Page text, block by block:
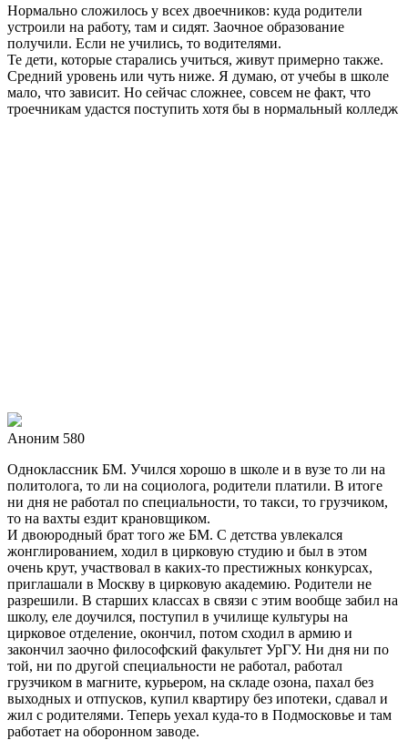
Нормально сложилось у всех двоечников: куда родители
устроили на работу, там и сидят. Заочное образование
получили. Если не учились, то водителями.
Те дети, которые старались учиться, живут примерно также.
Средний уровень или чуть ниже. Я думаю, от учебы в школе
мало, что зависит. Но сейчас сложнее, совсем не факт, что
троечникам удастся поступить хотя бы в нормальный колледж
Аноним 580
Одноклассник БМ. Учился хорошо в школе и в вузе то ли на
политолога, то ли на социолога, родители платили. В итоге
ни дня не работал по специальности, то такси, то грузчиком,
то на вахты ездит крановщиком.
И двоюродный брат того же БМ. С детства увлекался
жонглированием, ходил в цирковую студию и был в этом
очень крут, участвовал в каких-то престижных конкурсах,
приглашали в Москву в цирковую академию. Родители не
разрешили. В старших классах в связи с этим вообще забил на
школу, еле доучился, поступил в училище культуры на
цирковое отделение, окончил, потом сходил в армию и
закончил заочно философский факультет УрГУ. Ни дня ни по
той, ни по другой специальности не работал, работал
грузчиком в магните, курьером, на складе озона, пахал без
выходных и отпусков, купил квартиру без ипотеки, сдавал и
жил с родителями. Теперь уехал куда-то в Подмосковье и там
работает на оборонном заводе.